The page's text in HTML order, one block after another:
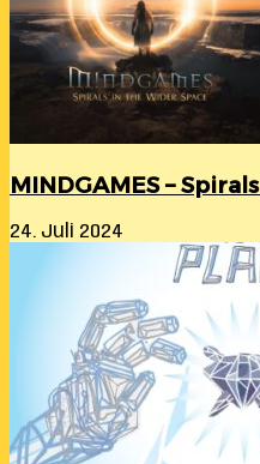
MINDGAMES –
24. Juli 2024